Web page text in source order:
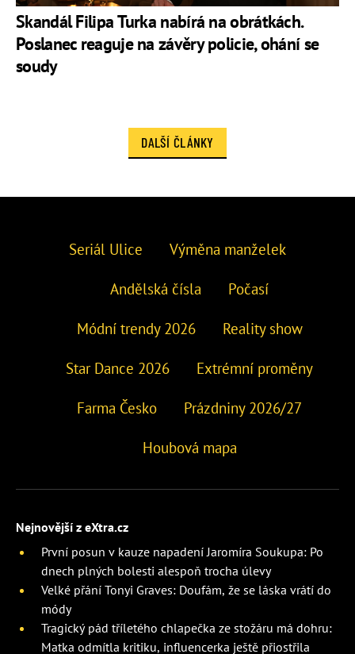
Skandál Filipa Turka nabírá na obrátkách.
Poslanec reaguje na závěry policie, ohání se
soudy
DALŠÍ ČLÁNKY
Seriál Ulice Výměna manželek
Andělská čísla Počasí
Módní trendy 2026 Reality show
Star Dance 2026 Extrémní proměny
Farma Česko Prázdniny 2026/27
Houbová mapa
Nejnovější z eXtra.cz
První posun v kauze napadení Jaromíra Soukupa: Po
dnech plných bolesti alespoň trocha úlevy
Velké přání Tonyi Graves: Doufám, že se láska vrátí do
módy
Tragický pád tříletého chlapečka ze stožáru má dohru:
Matka odmítla kritiku, influencerka ještě přiostřila